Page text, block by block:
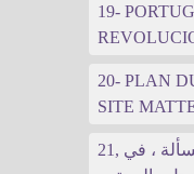
19-
20- PLAN
SITE
21, مواد والثورة : من هذه المسألة ، في